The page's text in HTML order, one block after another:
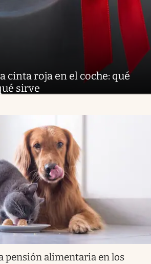
cinta roja en el coche: qué
sirve
pensión alimentaria en los